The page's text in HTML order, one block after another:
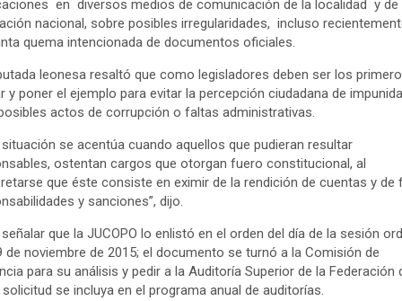
en diversos medios de comunicación de la localidad y de
nacional, sobre posibles irregularidades, incluso
quema intencionada de documentos oficiales.
leonesa resaltó que como legisladores deben ser los
y poner el ejemplo para evitar la percepción ciudadana de
actos de corrupción o faltas administrativas.
situación se acentúa cuando aquellos que pudieran resultar
ostentan cargos que otorgan fuero constitucional, al
que éste consiste en eximir de la rendición de cuentas y de
y sanciones”, dijo.
que la JUCOPO lo enlistó en el orden del día de la sesión
de noviembre de 2015; el documento se turnó a la Comisión de
para su análisis y pedir a la Auditoría Superior de la Federación
se incluya en el programa anual de auditorías.